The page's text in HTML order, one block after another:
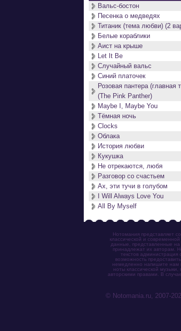
Вальс-бостон
Песенка о медведях
Титаник (тема любви) (2
Белые кораблики
Аист на крыше
Let It Be
Случайный вальс
Синий платочек
Розовая пантера (главная
(The Pink Panther)
Maybe I, Maybe You
Тёмная ночь
Clocks
Облака
История любви
Кукушка
Не отрекаются, любя
Разговор со счастьем
Ах, эти тучи в голубом
I Will Always Love You
All By Myself
Нотомания представляет
классической и
данные, представленные на
принадлежат их авторам.
текстов
возможность
немедленно напишите нам
ноты классической
авторскими правами. В
© Notomania.ru, 2007-